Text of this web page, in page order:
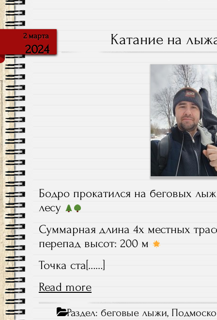
2 марта
2024
Катание на
Бодро прокатился на беговых
лесу
Суммарная длина 4х местных
перепад высот: 200 м
Точка ста[……]
Read more
Раздел:беговые лыжи,